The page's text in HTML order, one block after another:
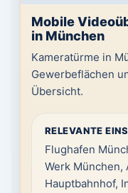
Mobile
in München
Kameratürme in
Gewerbeflächen
Übersicht.
RELEVANTE
Flughafen
Werk München,
Hauptbahnhof,